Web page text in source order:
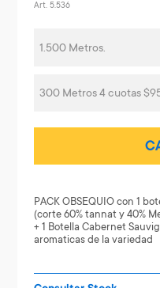
Art. 5.536
1.500 Metros.
300 Metros 4 cuotas
PACK OBSEQUIO con 1
(corte 60% tannat y 40%
+ 1 Botella Cabernet
aromaticas de la variedad